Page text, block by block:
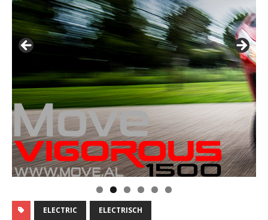
ELECTRIC ELECTRISCH